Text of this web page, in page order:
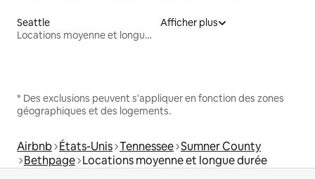
Seattle
Locations moyenne et longue durée
Afficher plus
* Des exclusions peuvent s'appliquer en fonction des zones
géographiques et des logements.
Airbnb États-Unis Tennessee Sumner County
Bethpage Locations moyenne et longue durée